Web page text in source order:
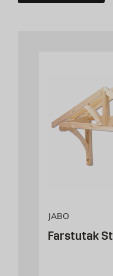
JABO
Farstutak